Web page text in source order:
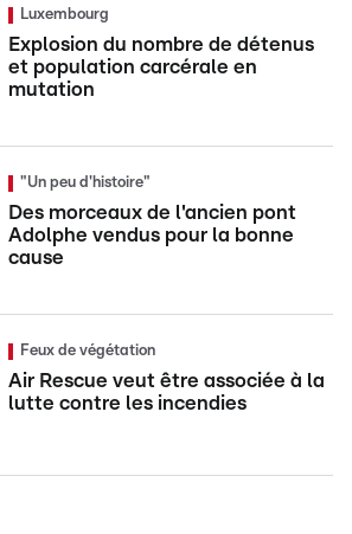
Luxembourg
Explosion du nombre de détenus
et population carcérale en
mutation
"Un peu d'histoire"
Des morceaux de l'ancien pont
Adolphe vendus pour la bonne
cause
Feux de végétation
Air Rescue veut être associée à la
lutte contre les incendies